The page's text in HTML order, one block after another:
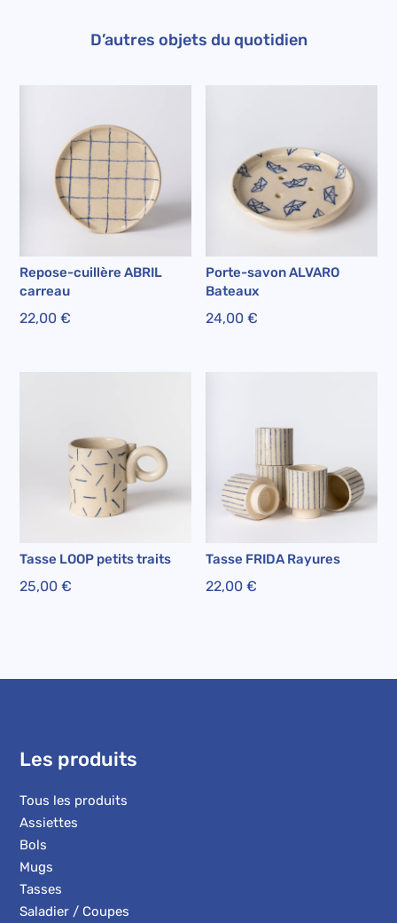
D’autres objets du quotidien
Repose-cuillère ABRIL
carreau
22,00€
Porte-savon ALVARO
Bateaux
24,00€
Tasse LOOP petits traits
25,00€
Tasse FRIDA Rayures
22,00€
Les produits
Tous les produits
Assiettes
Bols
Mugs
Tasses
Saladier / Coupes